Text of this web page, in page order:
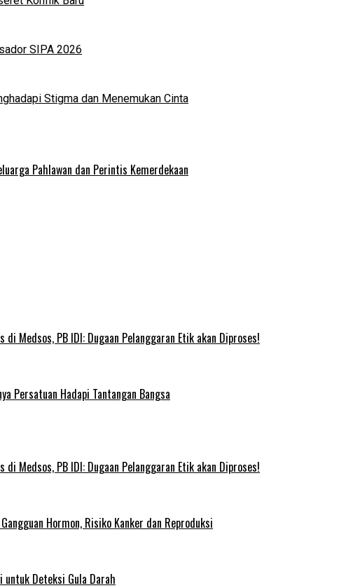
SIPA 2026
Stigma dan Menemukan Cinta
Pahlawan dan Perintis Kemerdekaan
di Medsos, PB IDI: Dugaan Pelanggaran Etik akan Diproses!
Persatuan Hadapi Tantangan Bangsa
di Medsos, PB IDI: Dugaan Pelanggaran Etik akan Diproses!
Hormon, Risiko Kanker dan Reproduksi
untuk Deteksi Gula Darah